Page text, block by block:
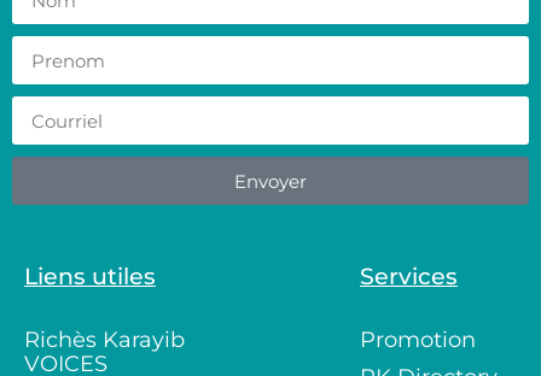
Envoyer
Liens utiles
Richès Karayib
VOICES
Services
Promotion